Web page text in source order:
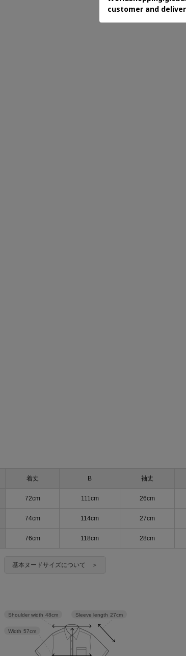
着丈 B 袖丈
72cm 111cm 26cm
74cm 114cm 27cm
76cm 118cm 28cm
基本ヌードサイズについて ＞
Sleeve length 27cm
Width 57cm
Shoulder width 48cm